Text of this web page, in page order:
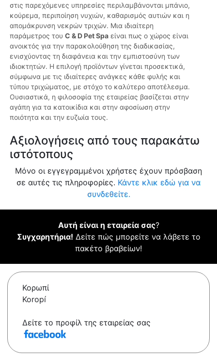
στις παρεχόμενες υπηρεσίες περιλαμβάνονται μπάνιο,
κούρεμα, περιποίηση νυχιών, καθαρισμός αυτιών και η
απομάκρυνση νεκρών τριχών. Μια ιδιαίτερη
παράμετρος του C & D Pet Spa είναι πως ο χώρος είναι
ανοικτός για την παρακολούθηση της διαδικασίας,
ενισχύοντας τη διαφάνεια και την εμπιστοσύνη των
ιδιοκτητών. Η επιλογή προϊόντων γίνεται προσεκτικά,
σύμφωνα με τις ιδιαίτερες ανάγκες κάθε φυλής και
τύπου τριχώματος, με στόχο το καλύτερο αποτέλεσμα.
Ουσιαστικά, η φιλοσοφία της εταιρείας βασίζεται στην
αγάπη για τα κατοικίδια και στην αφοσίωση στην
ποιότητα και την ευζωία τους.
Αξιολογήσεις από τους παρακάτω
ιστότοπους
Μόνο οι εγγεγραμμένοι χρήστες έχουν πρόσβαση
σε αυτές τις πληροφορίες. Κάντε κλικ εδώ για να
συνδεθείτε.
Αυτή είναι η εταιρεία σας?
Συγχαρητήρια! Δείτε πώς μπορείτε να λάβετε το
πακέτο βραβείων!
Κορωπί
Koropí
Δείτε το προφίλ της εταιρείας σας